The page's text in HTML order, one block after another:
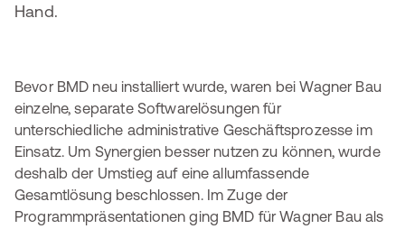
Hand.
Bevor BMD neu installiert wurde, waren bei Wagner Bau
einzelne, separate Softwarelösungen für
unterschiedliche administrative Geschäftsprozesse im
Einsatz. Um Synergien besser nutzen zu können, wurde
deshalb der Umstieg auf eine allumfassende
Gesamtlösung beschlossen. Im Zuge der
Programmpräsentationen ging BMD für Wagner Bau als